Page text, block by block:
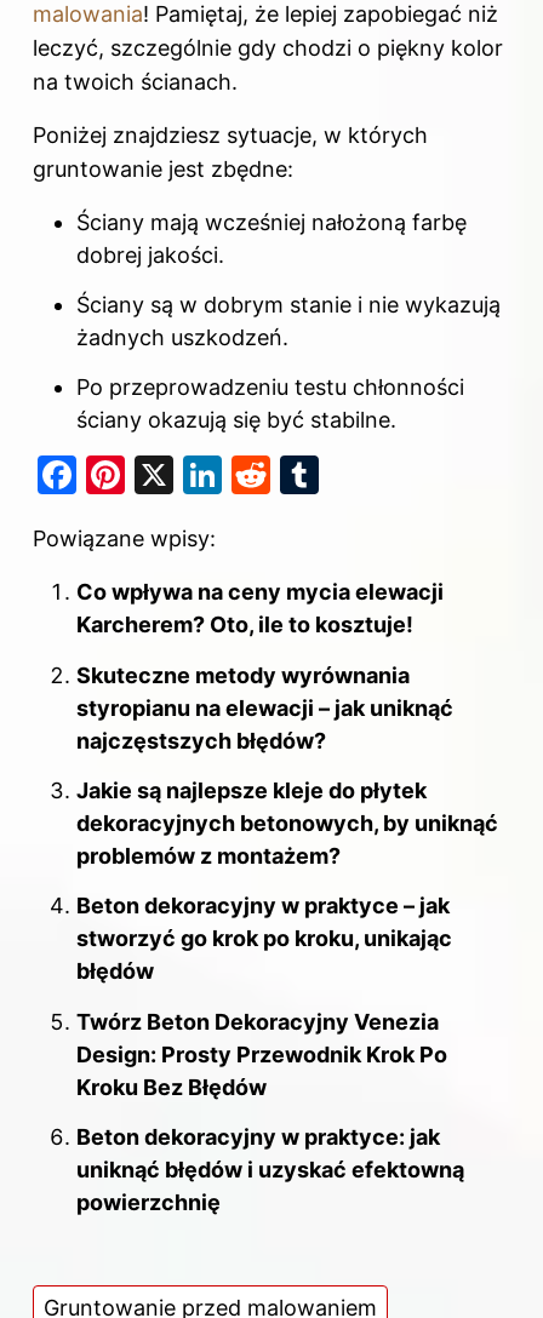
malowania! Pamiętaj, że lepiej zapobiegać niż
leczyć, szczególnie gdy chodzi o piękny kolor
na twoich ścianach.
Poniżej znajdziesz sytuacje, w których
gruntowanie jest zbędne:
Ściany mają wcześniej nałożoną farbę
dobrej jakości.
Ściany są w dobrym stanie i nie wykazują
żadnych uszkodzeń.
Po przeprowadzeniu testu chłonności
ściany okazują się być stabilne.
F
c
e
b
o
o
k
Pi
er
e
st
X
Li
e
dI
n
R
di
t
bl
r
Powiązane wpisy:
Co wpływa na ceny mycia elewacji
Karcherem? Oto, ile to kosztuje!
Skuteczne metody wyrównania
styropianu na elewacji – jak uniknąć
najczęstszych błędów?
Jakie są najlepsze kleje do płytek
dekoracyjnych betonowych, by uniknąć
problemów z montażem?
Beton dekoracyjny w praktyce – jak
stworzyć go krok po kroku, unikając
błędów
Twórz Beton Dekoracyjny Venezia
Design: Prosty Przewodnik Krok Po
Kroku Bez Błędów
Beton dekoracyjny w praktyce: jak
uniknąć błędów i uzyskać efektowną
powierzchnię
Gruntowanie przed malowaniem